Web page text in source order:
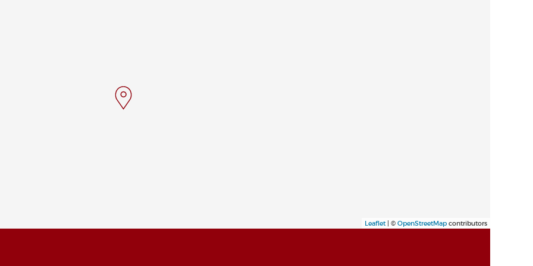
Leaflet| © OpenStreetMap contributors